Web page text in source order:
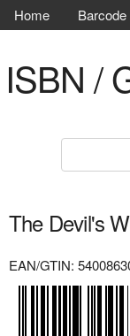
Home
ISBN /
The Devil's
EAN/GTIN: